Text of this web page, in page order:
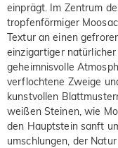
einprägt. Im Zentrum
tropfenförmiger
Textur an einen
einzigartiger
geheimnisvolle
verflochtene Zweige
kunstvollen
weißen Steinen, wie
den Hauptstein sanft
umschlungen, der